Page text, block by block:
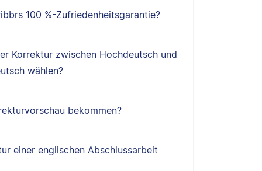
100 %-Zufriedenheitsgarantie?
Korrektur zwischen Hochdeutsch und
wählen?
bekommen?
einer englischen Abschlussarbeit